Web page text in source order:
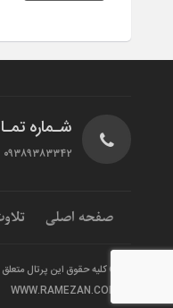
شـماره
۰۹۳۸۹۳۸۳۳۴۲
صفحه اصلی
© کلیه حقوق این پرتال
WWW.RAMEZAN.COM